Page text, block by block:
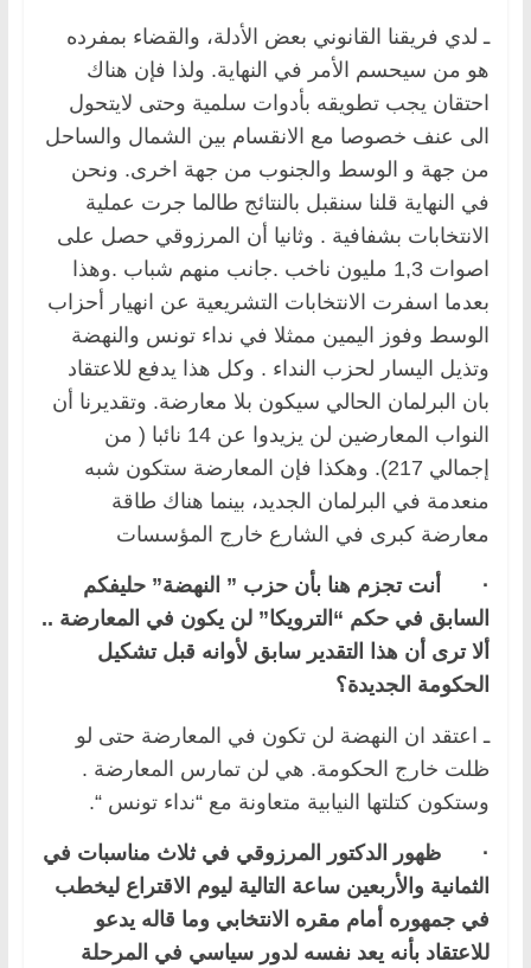
ـ لدي فريقنا القانوني بعض الأدلة، والقضاء بمفرده
هو من سيحسم الأمر في النهاية. ولذا فإن هناك
احتقان يجب تطويقه بأدوات سلمية وحتى لايتحول
الى عنف خصوصا مع الانقسام بين الشمال والساحل
من جهة و الوسط والجنوب من جهة اخرى. ونحن
في النهاية قلنا سنقبل بالنتائج طالما جرت عملية
الانتخابات بشفافية . وثانيا أن المرزوقي حصل على
اصوات 1,3 مليون ناخب .جانب منهم شباب .وهذا
بعدما اسفرت الانتخابات التشريعية عن انهيار أحزاب
الوسط وفوز اليمين ممثلا في نداء تونس والنهضة
وتذيل اليسار لحزب النداء . وكل هذا يدفع للاعتقاد
بان البرلمان الحالي سيكون بلا معارضة. وتقديرنا أن
النواب المعارضين لن يزيدوا عن 14 نائبا ( من
إجمالي 217). وهكذا فإن المعارضة ستكون شبه
منعدمة في البرلمان الجديد، بينما هناك طاقة
معارضة كبرى في الشارع خارج المؤسسات
·
أنت تجزم هنا بأن حزب ” النهضة” حليفكم
السابق في حكم “الترويكا” لن يكون في المعارضة ..
ألا ترى أن هذا التقدير سابق لأوانه قبل تشكيل
الحكومة الجديدة؟
ـ اعتقد ان النهضة لن تكون في المعارضة حتى لو
ظلت خارج الحكومة. هي لن تمارس المعارضة .
وستكون كتلتها النيابية متعاونة مع “نداء تونس “.
· ظهور الدكتور المرزوقي في ثلاث مناسبات في
الثمانية والأربعين ساعة التالية ليوم الاقتراع ليخطب
في جمهوره أمام مقره الانتخابي وما قاله يدعو
للاعتقاد بأنه يعد نفسه لدور سياسي في المرحلة